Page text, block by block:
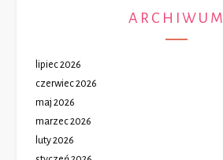
ARCHIWUM
lipiec 2026
czerwiec 2026
maj 2026
marzec 2026
luty 2026